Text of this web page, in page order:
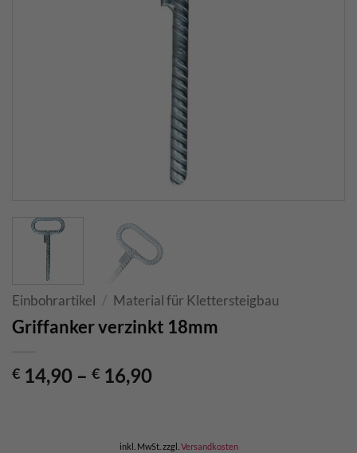
Einbohrartikel / Material für Klettersteigbau
Griffanker verzinkt 18mm
€ 14,90 – € 16,90
inkl. MwSt. zzgl. Versandkosten